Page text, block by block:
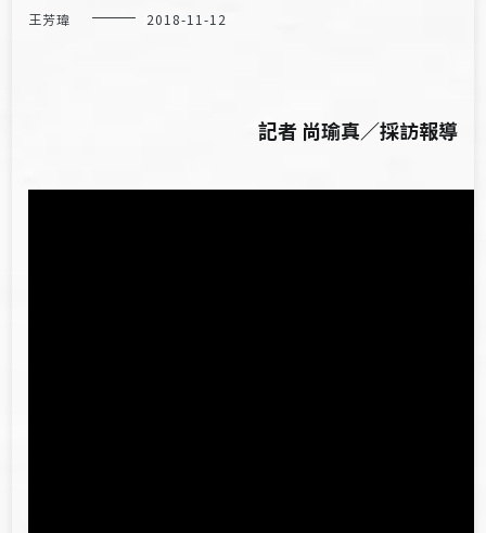
王芳瑋 2018-11-12
記者 尚瑜真／採訪報導